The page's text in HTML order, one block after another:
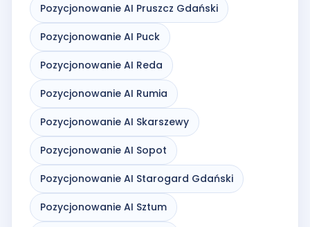
Pozycjonowanie AI Pruszcz Gdański
Pozycjonowanie AI Puck
Pozycjonowanie AI Reda
Pozycjonowanie AI Rumia
Pozycjonowanie AI Skarszewy
Pozycjonowanie AI Sopot
Pozycjonowanie AI Starogard Gdański
Pozycjonowanie AI Sztum